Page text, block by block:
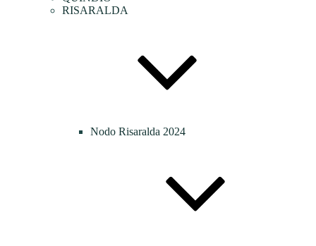
RISARALDA
Nodo Risaralda 2024